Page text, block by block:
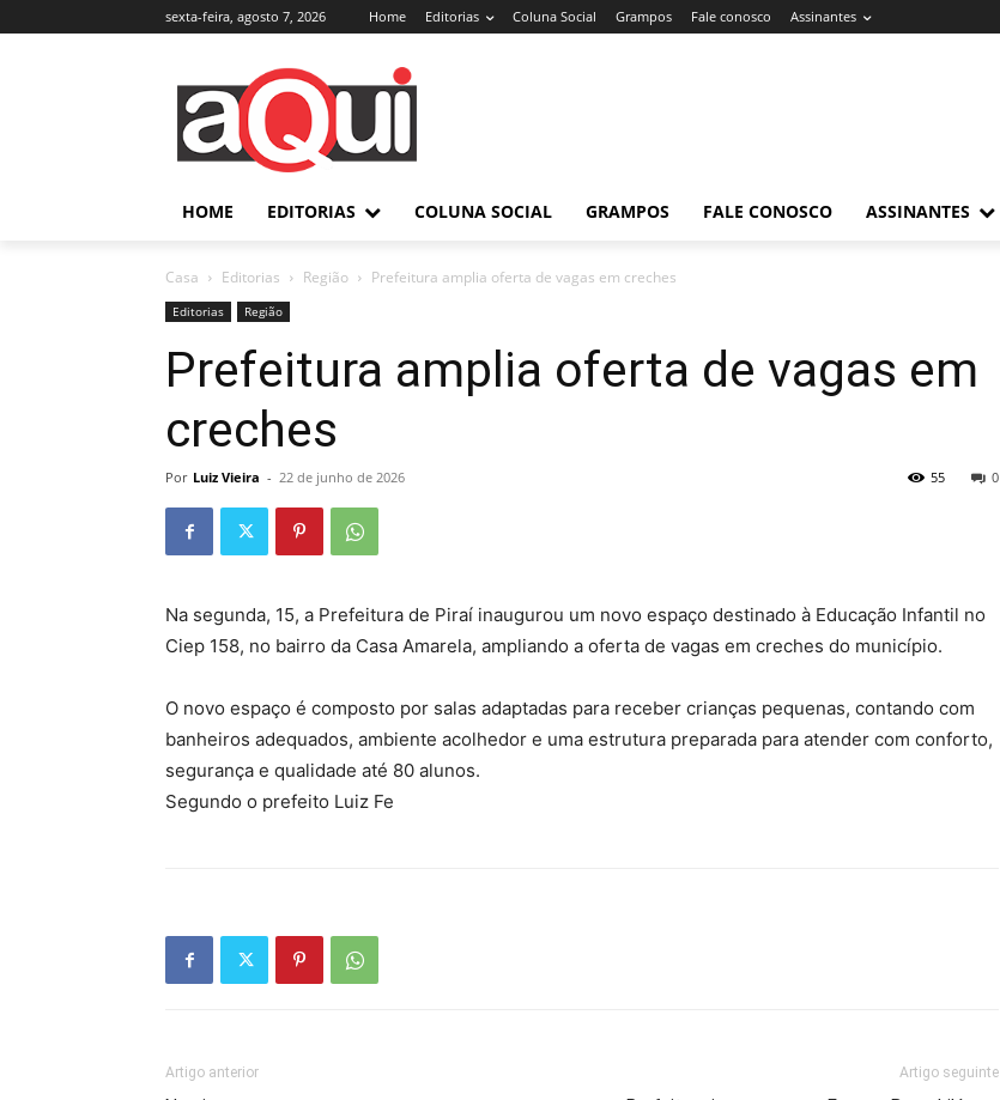
sexta-feira, agosto 7, 2026 Home Editorias Coluna Social Grampos Fale conosco Assinantes
HOME EDITORIAS COLUNA SOCIAL GRAMPOS FALE CONOSCO ASSINANTES
Casa Editorias Região Prefeitura amplia oferta de vagas em creches
Editorias Região
Prefeitura amplia oferta de vagas em
creches
Por Luiz Vieira - 22 de junho de 2026 0
55
Na segunda, 15, a Prefeitura de Piraí inaugurou um novo espaço destinado à Educação Infantil no
Ciep 158, no bairro da Casa Amarela, ampliando a oferta de vagas em creches do município.
O novo espaço é composto por salas adaptadas para receber crianças pequenas, contando com
banheiros adequados, ambiente acolhedor e uma estrutura preparada para atender com conforto,
segurança e qualidade até 80 alunos.
Segundo o prefeito Luiz Fe
Artigo anterior Artigo seguinte